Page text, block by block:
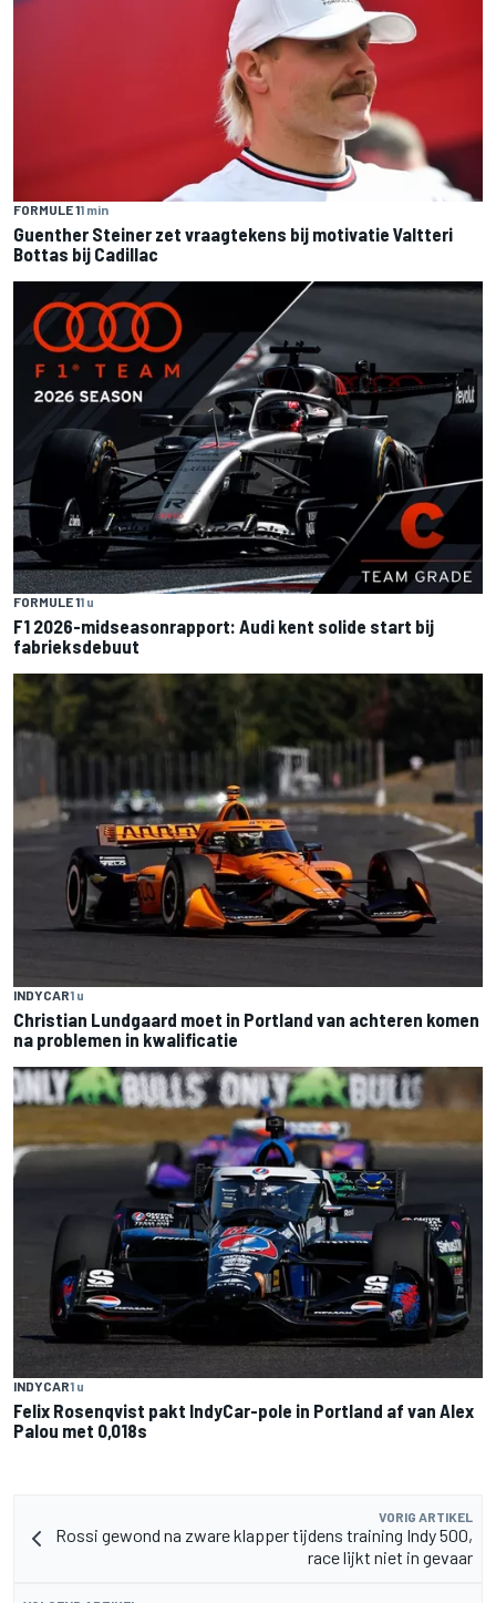
FORMULE 11 min
Guenther Steiner zet vraagtekens bij motivatie Valtteri
Bottas bij Cadillac
FORMULE 11 u
F1 2026-midseasonrapport: Audi kent solide start bij
fabrieksdebuut
INDYCAR1 u
Christian Lundgaard moet in Portland van achteren komen
na problemen in kwalificatie
INDYCAR1 u
Felix Rosenqvist pakt IndyCar-pole in Portland af van Alex
Palou met 0,018s
VORIG ARTIKEL
Rossi gewond na zware klapper tijdens training Indy 500,
race lijkt niet in gevaar